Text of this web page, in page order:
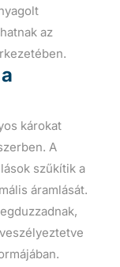
az
károkat
A
szűkítik a
áramlását.